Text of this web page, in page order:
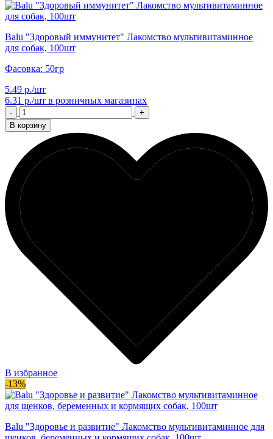
Balu "Здоровый иммунитет" Лакомство мультивитаминное
для собак, 100шт
Фасовка: 50гр
5.49 р./шт
6.31 р./шт в розничных магазинах
-
+
В корзину
В избранное
-13%
Balu "Здоровье и развитие" Лакомство мультивитаминное для